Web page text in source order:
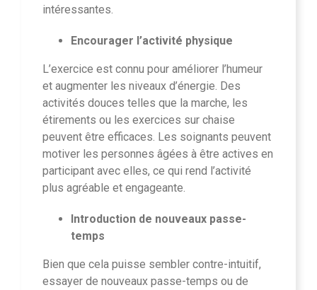
intéressantes.
Encourager l’activité physique
L’exercice est connu pour améliorer l’humeur
et augmenter les niveaux d’énergie. Des
activités douces telles que la marche, les
étirements ou les exercices sur chaise
peuvent être efficaces. Les soignants peuvent
motiver les personnes âgées à être actives en
participant avec elles, ce qui rend l’activité
plus agréable et engageante.
Introduction de nouveaux passe-
temps
Bien que cela puisse sembler contre-intuitif,
essayer de nouveaux passe-temps ou de